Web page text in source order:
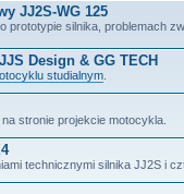
JJ2S-WG 125
prototypie silnika, problemach
Design & GG TECH
studialnym
stronie projekcie motocykla.
technicznymi silnika JJ2S i